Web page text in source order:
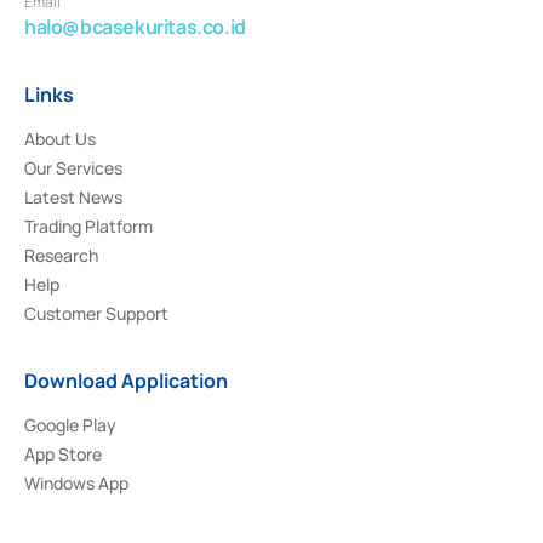
halo@bcasekuritas.co.id
Links
About Us
Our Services
Latest News
Trading Platform
Research
Help
Customer Support
Download Application
Google Play
App Store
Windows App